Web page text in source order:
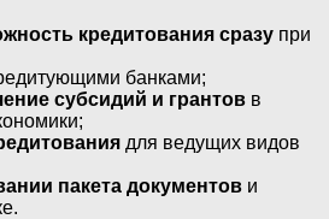
кредитования сразу при
банками;
субсидий и грантов в
для ведущих видов
пакета документов и